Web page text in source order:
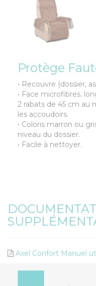
Protège
• Recouvre (dossier,
• Face microfibres.
2 rabats de 45 cm au
les accoudoirs.
• Coloris marron ou
niveau du dossier.
• Facile à nettoyer.
Axel Confort Manuel